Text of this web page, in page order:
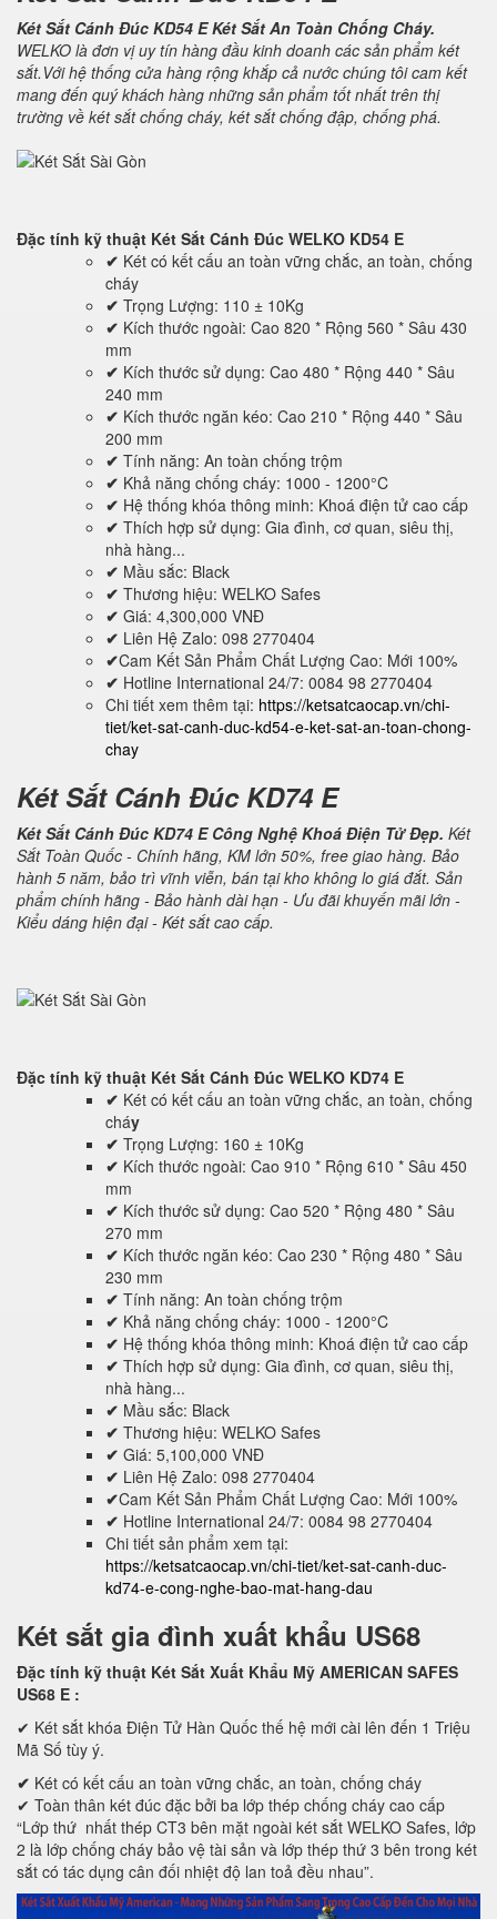
Két Sắt Cánh Đúc KD54 E Két Sắt An Toàn Chống Cháy.
WELKO là đơn vị uy tín hàng đầu kinh doanh các sản phẩm két
sắt.Với hệ thống cửa hàng rộng khắp cả nước chúng tôi cam kết
mang đến quý khách hàng những sản phẩm tốt nhất trên thị
trường về két sắt chống cháy, két sắt chống đập, chống phá.
Đặc tính kỹ thuật Két Sắt Cánh Đúc WELKO KD54 E
✔ Két có kết cấu an toàn vững chắc, an toàn, chống
cháy
✔ Trọng Lượng: 110 ± 10Kg
✔ Kích thước ngoài: Cao 820 * Rộng 560 * Sâu 430
mm
✔ Kích thước sử dụng: Cao 480 * Rộng 440 * Sâu
240 mm
✔ Kích thước ngăn kéo: Cao 210 * Rộng 440 * Sâu
200 mm
✔ Tính năng: An toàn chống trộm
✔ Khả năng chống cháy: 1000 - 1200°C
✔ Hệ thống khóa thông minh: Khoá điện tử cao cấp
✔ Thích hợp sử dụng: Gia đình, cơ quan, siêu thị,
nhà hàng...
✔ Mầu sắc: Black
✔ Thương hiệu: WELKO Safes
✔ Giá: 4,300,000 VNĐ
✔ Liên Hệ Zalo: 098 2770404
✔Cam Kết Sản Phẩm Chất Lượng Cao: Mới 100%
✔ Hotline International 24/7: 0084 98 2770404
Chi tiết xem thêm tại: https://ketsatcaocap.vn/chi-
tiet/ket-sat-canh-duc-kd54-e-ket-sat-an-toan-chong-
chay
Két Sắt Cánh Đúc KD74 E
Két Sắt Cánh Đúc KD74 E Công Nghệ Khoá Điện Tử Đẹp. Két
Sắt Toàn Quốc - Chính hãng, KM lớn 50%, free giao hàng. Bảo
hành 5 năm, bảo trì vĩnh viễn, bán tại kho không lo giá đắt. Sản
phẩm chính hãng - Bảo hành dài hạn - Ưu đãi khuyến mãi lớn -
Kiểu dáng hiện đại - Két sắt cao cấp.
Đặc tính kỹ thuật Két Sắt Cánh Đúc WELKO KD74 E
✔ Két có kết cấu an toàn vững chắc, an toàn, chống
cháy
✔ Trọng Lượng: 160 ± 10Kg
✔ Kích thước ngoài: Cao 910 * Rộng 610 * Sâu 450
mm
✔ Kích thước sử dụng: Cao 520 * Rộng 480 * Sâu
270 mm
✔ Kích thước ngăn kéo: Cao 230 * Rộng 480 * Sâu
230 mm
✔ Tính năng: An toàn chống trộm
✔ Khả năng chống cháy: 1000 - 1200°C
✔ Hệ thống khóa thông minh: Khoá điện tử cao cấp
✔ Thích hợp sử dụng: Gia đình, cơ quan, siêu thị,
nhà hàng...
✔ Mầu sắc: Black
✔ Thương hiệu: WELKO Safes
✔ Giá: 5,100,000 VNĐ
✔ Liên Hệ Zalo: 098 2770404
✔Cam Kết Sản Phẩm Chất Lượng Cao: Mới 100%
✔ Hotline International 24/7: 0084 98 2770404
Chi tiết sản phẩm xem tại:
https://ketsatcaocap.vn/chi-tiet/ket-sat-canh-duc-
kd74-e-cong-nghe-bao-mat-hang-dau
Két sắt gia đình xuất khẩu US68
Đặc tính kỹ thuật Két Sắt Xuất Khẩu Mỹ AMERICAN SAFES
US68 E :
✔ Két sắt khóa Điện Tử Hàn Quốc thế hệ mới cài lên đến 1 Triệu
Mã Số tùy ý.
✔ Két có kết cấu an toàn vững chắc, an toàn, chống cháy
✔ Toàn thân két đúc đặc bởi ba lớp thép chống cháy cao cấp
“Lớp thứ nhất thép CT3 bên mặt ngoài két sắt WELKO Safes, lớp
2 là lớp chống cháy bảo vệ tài sản và lớp thép thứ 3 bên trong két
sắt có tác dụng cân đối nhiệt độ lan toả đều nhau”.